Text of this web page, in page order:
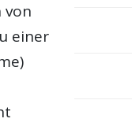
von
einer